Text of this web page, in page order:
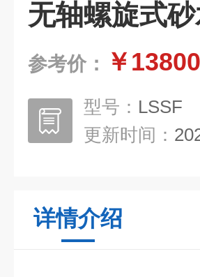
无轴螺旋式
参考价： ￥13800
型号： LSSF
更新时间：
详情介绍